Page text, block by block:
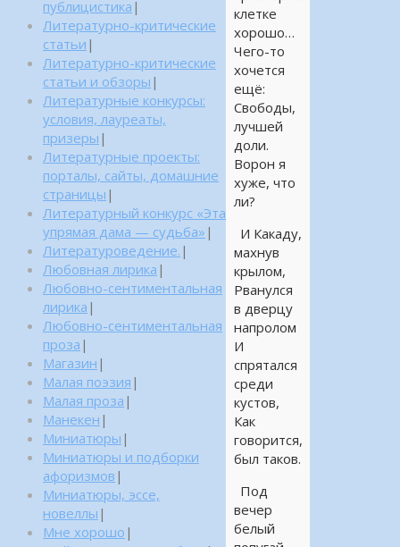
клетке
хорошо…
Чего-то
хочется
ещё:
Свободы,
лучшей
доли.
Ворон я
хуже, что
ли?
И Какаду,
махнув
крылом,
Рванулся
в дверцу
напролом
И
спрятался
среди
кустов,
Как
говорится,
был таков.
Под
вечер
белый
публицистика |
Литературно-критические
статьи |
Литературно-критические
статьи и обзоры |
Литературные конкурсы:
условия, лауреаты,
призеры |
Литературные проекты:
порталы, сайты, домашние
страницы |
Литературный конкурс «Эта
упрямая дама — судьба» |
Литературоведение. |
Любовная лирика |
Любовно-сентиментальная
лирика |
Любовно-сентиментальная
проза |
Магазин |
Малая поэзия |
Малая проза |
Манекен |
Миниатюры |
Миниатюры и подборки
афоризмов |
Миниатюры, эссе,
новеллы |
Мне хорошо |